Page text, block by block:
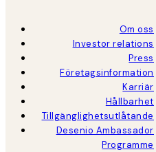
Om oss
Investor relations
Press
Företagsinformation
Karriär
Hållbarhet
Tillgänglighetsutlåtande
Desenio Ambassador
Programme